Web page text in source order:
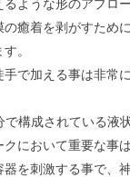
るような形のアプロ
癒着を剥がすため
。
で加える事は非常に
構成されている液
において重要な事
器を刺激する事で、